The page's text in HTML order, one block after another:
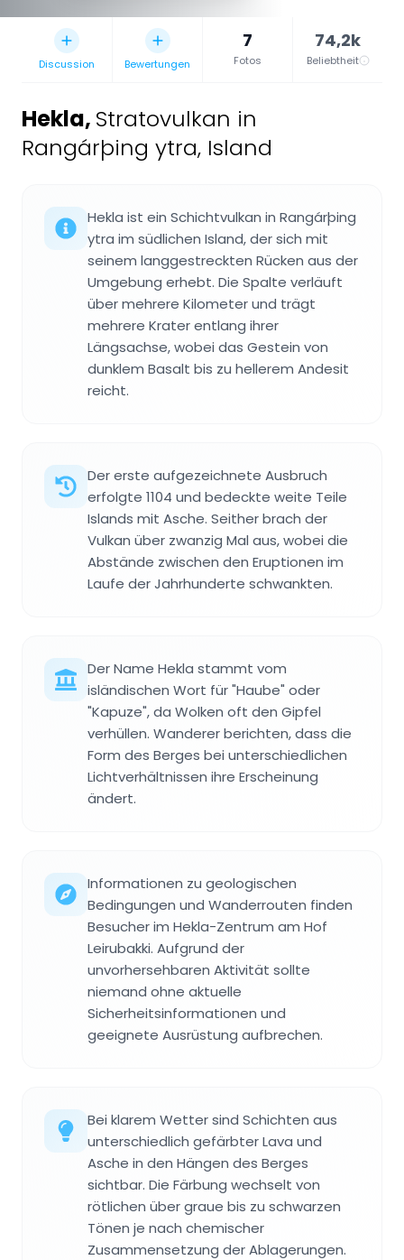
Discussion Bewertungen
7
Fotos
74,2k
Beliebtheit
Hekla, Stratovulkan in
Rangárþing ytra, Island
Hekla ist ein Schichtvulkan in Rangárþing
ytra im südlichen Island, der sich mit
seinem langgestreckten Rücken aus der
Umgebung erhebt. Die Spalte verläuft
über mehrere Kilometer und trägt
mehrere Krater entlang ihrer
Längsachse, wobei das Gestein von
dunklem Basalt bis zu hellerem Andesit
reicht.
Der erste aufgezeichnete Ausbruch
erfolgte 1104 und bedeckte weite Teile
Islands mit Asche. Seither brach der
Vulkan über zwanzig Mal aus, wobei die
Abstände zwischen den Eruptionen im
Laufe der Jahrhunderte schwankten.
Der Name Hekla stammt vom
isländischen Wort für "Haube" oder
"Kapuze", da Wolken oft den Gipfel
verhüllen. Wanderer berichten, dass die
Form des Berges bei unterschiedlichen
Lichtverhältnissen ihre Erscheinung
ändert.
Informationen zu geologischen
Bedingungen und Wanderrouten finden
Besucher im Hekla-Zentrum am Hof
Leirubakki. Aufgrund der
unvorhersehbaren Aktivität sollte
niemand ohne aktuelle
Sicherheitsinformationen und
geeignete Ausrüstung aufbrechen.
Bei klarem Wetter sind Schichten aus
unterschiedlich gefärbter Lava und
Asche in den Hängen des Berges
sichtbar. Die Färbung wechselt von
rötlichen über graue bis zu schwarzen
Tönen je nach chemischer
Zusammensetzung der Ablagerungen.